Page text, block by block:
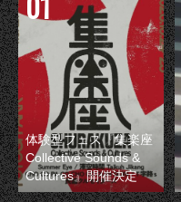
体験型フェス『集楽座
Collective Sounds &
Cultures』開催決定